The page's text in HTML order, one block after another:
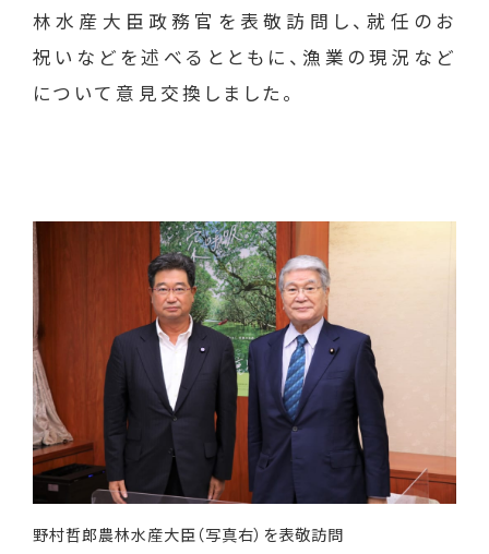
林水産大臣政務官を表敬訪問し、就任のお
祝いなどを述べるとともに、漁業の現況など
について意見交換しました。
野村哲郎農林水産大臣（写真右）を表敬訪問